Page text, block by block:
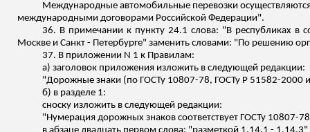
Международные автомобильные перевозки
международными договорами Российской Федерации".
36. В примечании к пункту 24.1 слова: "В республиках в
Москве и Санкт - Петербурге" заменить словами: "По решению
37. В приложении N 1 к Правилам:
а) заголовок приложения изложить в следующей редакции:
"Дорожные знаки (по ГОСТу 10807-78, ГОСТу Р 51582-2000
б) в разделе 1:
сноску изложить в следующей редакции:
"Нумерация дорожных знаков соответствует ГОСТу 10807-